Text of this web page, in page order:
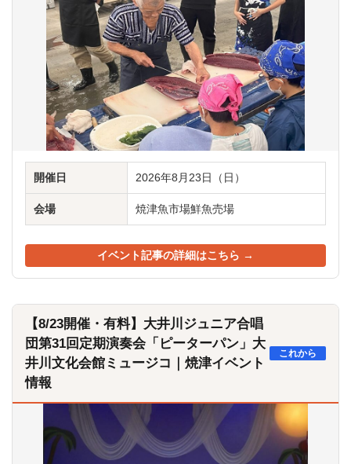
開催日 2026年8月23日（日）
会場 焼津魚市場鮮魚売場
イベント記事の詳細はこちら →
【8/23開催・有料】大井川ジュニア合唱
団第31回定期演奏会「ピーターパン」大
井川文化会館ミュージコ｜焼津イベント
情報
これから